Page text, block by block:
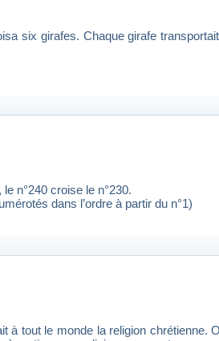
six girafes. Chaque girafe
n°240 croise le n°230.
dans l’ordre à partir du n°1)
à tout le monde la religion chrétienne.